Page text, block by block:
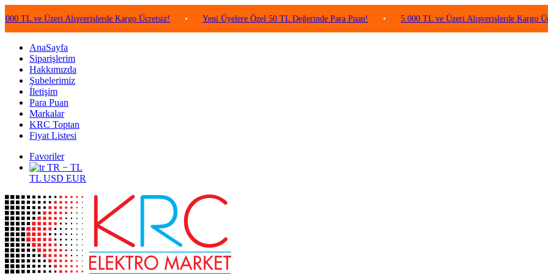
Üzeri Alışverişlerde Kargo Ücretsiz! • Yeni Üyelere Özel 50 TL Değerinde Para Puan! • 5.000 TL ve Üzeri Alışverişlerde Kargo Ücretsiz!
AnaSayfa
Siparişlerim
Hakkımızda
Şubelerimiz
İletişim
Para Puan
Markalar
KRC Toptan
Fiyat Listesi
Favoriler
TR − TL
TL USD EUR